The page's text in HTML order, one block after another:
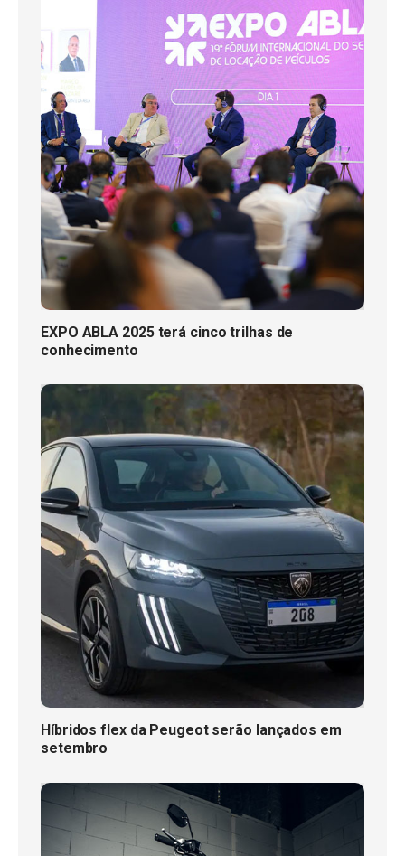
EXPO ABLA 2025 terá cinco trilhas de
conhecimento
Híbridos flex da Peugeot serão lançados em
setembro